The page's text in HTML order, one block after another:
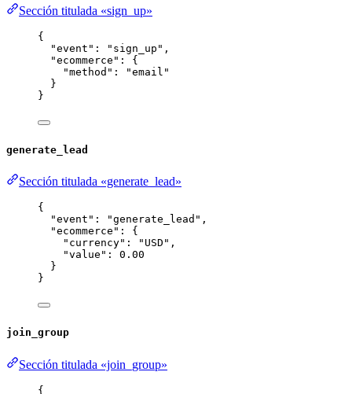
Sección titulada «sign_up»
{
"event" : " sign_up " ,
"ecommerce" : {
"method" : "email "
}
}
generate_lead
Sección titulada «generate_lead»
{
"event" : "generate_lead " ,
"ecommerce" : {
"currency" : " USD " ,
"value" : 0.00
}
}
join_group
Sección titulada «join_group»
{